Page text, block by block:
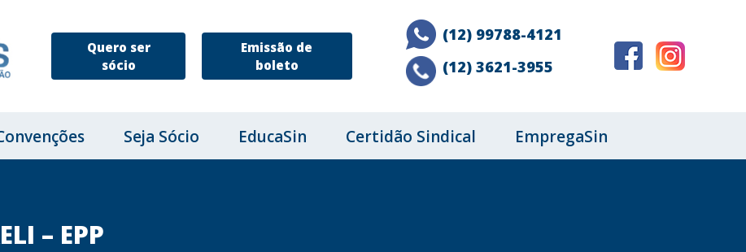
Quero ser
sócio
Emissão de
boleto
(12) 99788-4121
(12) 3621-3955
Seja Sócio EducaSin Certidão Sindical EmpregaSin
– EPP